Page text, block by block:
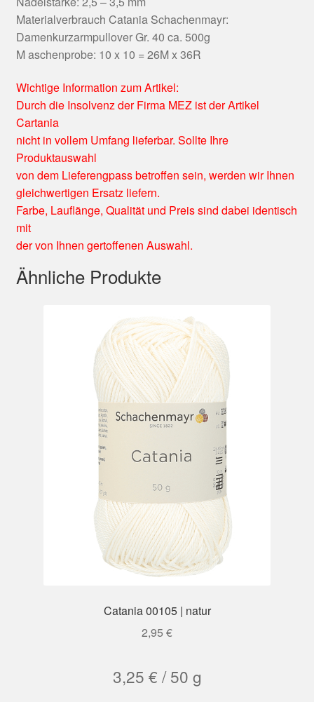
Materialverbrauch Catania Schachenmayr:
Damenkurzarmpullover Gr. 40 ca. 500g
M aschenprobe: 10 x 10 = 26M x 36R
Wichtige Information zum Artikel:
Durch die Insolvenz der Firma MEZ ist der Artikel
Cartania
nicht in vollem Umfang lieferbar. Sollte Ihre
Produktauswahl
von dem Lieferengpass betroffen sein, werden wir Ihnen
gleichwertigen Ersatz liefern.
Farbe, Lauflänge, Qualität und Preis sind dabei identisch
mit
der von Ihnen gertoffenen Auswahl.
Ähnliche Produkte
Catania 00105 | natur
2,95 €
3,25 € /50 g